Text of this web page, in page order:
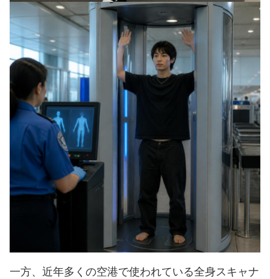
一方、近年多くの空港で使われている全身スキャナ